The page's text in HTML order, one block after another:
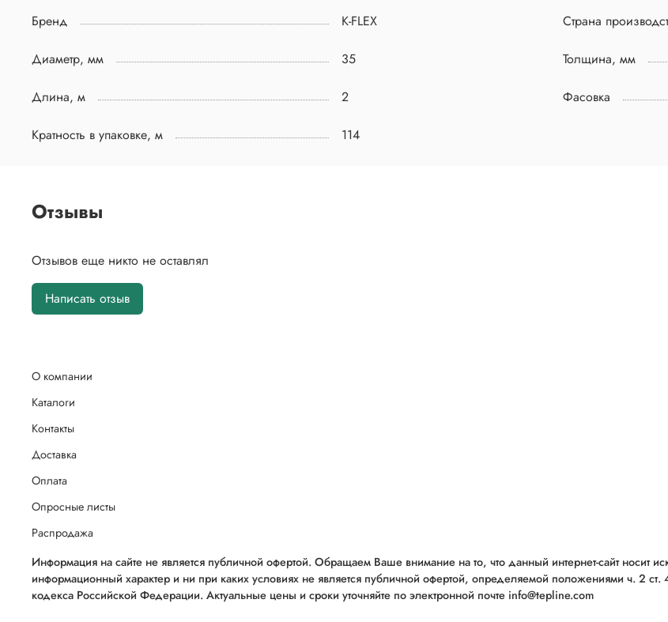
Бренд K-FLEX Страна
Диаметр, мм 35 Толщина, мм
Длина, м 2 Фасовка
Кратность в упаковке, м 114
Отзывы
Отзывов еще никто не оставлял
Написать отзыв
О компании
Каталоги
Контакты
Доставка
Оплата
Опросные листы
Распродажа
Информация на сайте не является публичной офертой. Обращаем Ваше внимание на то, что данный интернет-сайт носит
информационный характер и ни при каких условиях не является публичной офертой, определяемой положениями ч. 2 ст.
кодекса Российской Федерации. Актуальные цены и сроки уточняйте по электронной почте info@tepline.com